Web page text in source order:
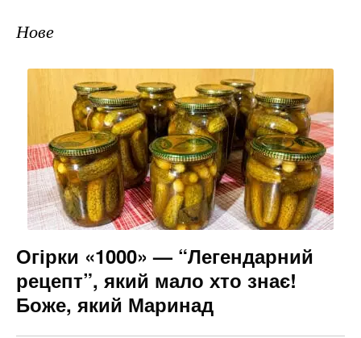
Нове
Огірки «1000» — “Легендарний
рецепт”, який мало хто знає!
Боже, який Маринад